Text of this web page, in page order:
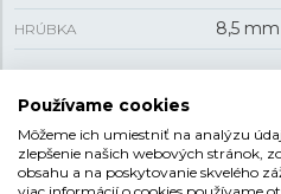
HRÚBKA 8,5 mm
REMIENOK
MATERIÁL REMIENKA Oceľ
Používame cookies
Môžeme ich umiestniť na analýzu
zlepšenie našich webových stránok,
obsahu a na poskytovanie skvelého
viac informácií o cookies používame